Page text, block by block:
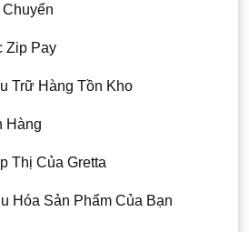
Zip Pay
Trữ Hàng Tồn Kho
Hàng
Thị Của Gretta
Hóa Sản Phẩm Của Bạn